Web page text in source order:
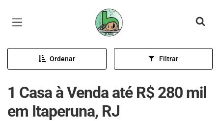
Página inicial
Ordenar Filtrar
1 Casa à Venda até R$ 280 mil
em Itaperuna, RJ